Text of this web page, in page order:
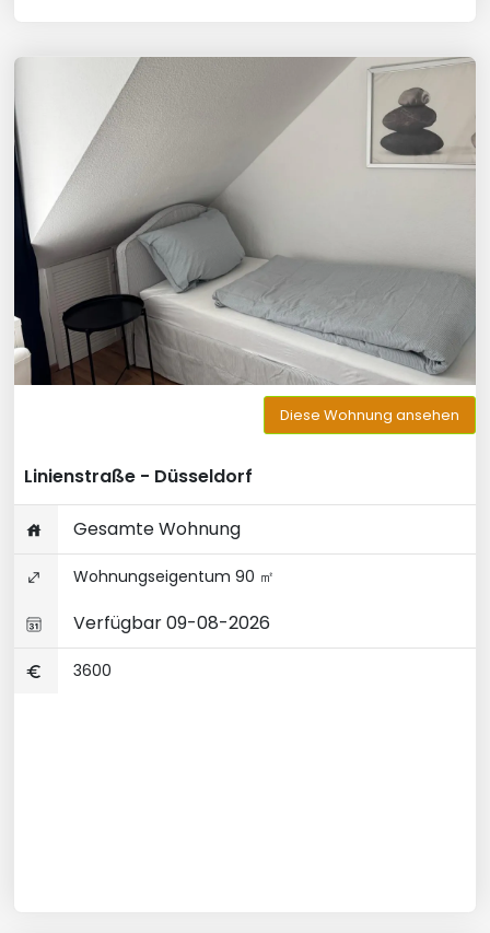
Diese Wohnung ansehen
Linienstraße - Düsseldorf
Gesamte Wohnung
Wohnungseigentum 90 ㎡
Verfügbar 09-08-2026
3600